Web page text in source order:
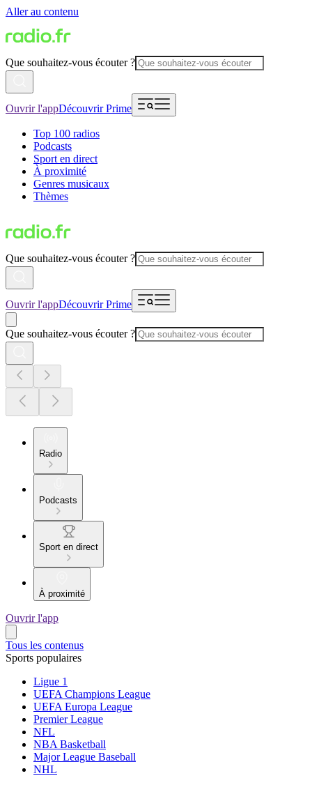
Aller au contenu
Que souhaitez-vous écouter ?
Ouvrir l'appDécouvrir Prime
Top 100 radios
Podcasts
Sport en direct
À proximité
Genres musicaux
Thèmes
Que souhaitez-vous écouter ?
Ouvrir l'appDécouvrir Prime
Que souhaitez-vous écouter ?
Radio
Podcasts
Sport en direct
À proximité
Ouvrir l'app
Tous les contenus
Sports populaires
Ligue 1
UEFA Champions League
UEFA Europa League
Premier League
NFL
NBA Basketball
Major League Baseball
NHL